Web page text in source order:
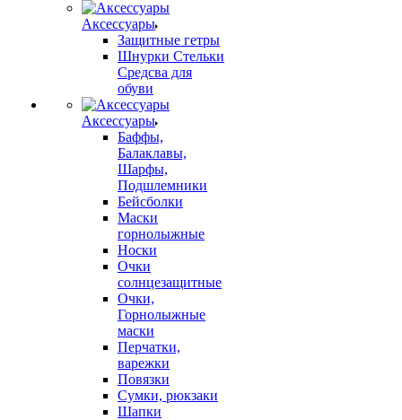
Аксессуары
Защитные гетры
Шнурки Стельки
Средсва для
обуви
Аксессуары
Баффы,
Балаклавы,
Шарфы,
Подшлемники
Бейсболки
Маски
горнолыжные
Носки
Очки
солнцезащитные
Очки,
Горнолыжные
маски
Перчатки,
варежки
Повязки
Сумки, рюкзаки
Шапки